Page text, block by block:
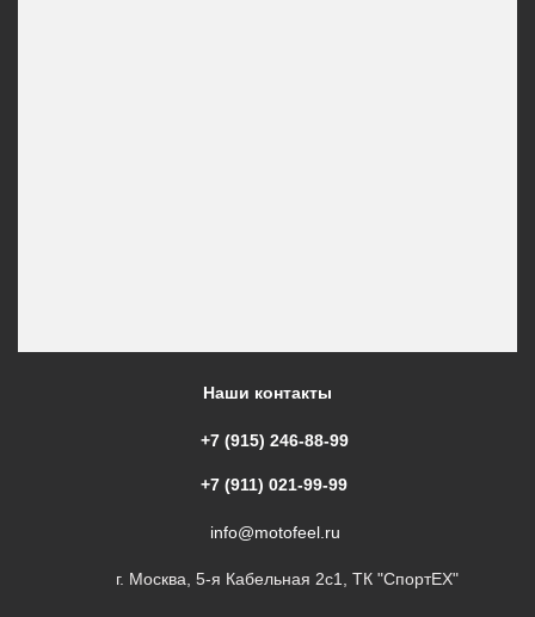
Наши контакты
+7 (915) 246-88-99
+7 (911) 021-99-99
info@motofeel.ru
г. Москва, 5-я Кабельная 2с1, ТК "СпортЕХ"